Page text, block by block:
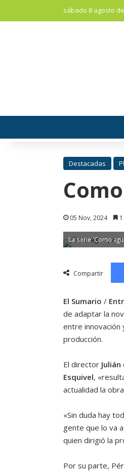
sábado 8 agosto
Destacadas
05 Nov, 2024 1
La serie 'Como
Compartir
El Sumario /
de adaptar la
entre innovación
producción.
El director
Esquivel,
actualidad la
«Sin duda hay
gente que lo va
quien dirigió la
Por su parte,